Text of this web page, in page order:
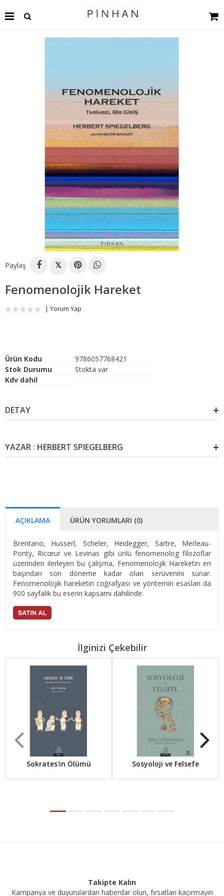
Paylaş 𝕏
Fenomenolojik Hareket
Yorum Yap
Ürün Kodu
9786057768421
Stok Durumu
Stokta var
Kdv dahil
DETAY
YAZAR : HERBERT SPIEGELBERG
AÇIKLAMA ÜRÜN YORUMLARI (0)
Brentano, Husserl, Scheler, Heidegger, Sartre, Merleau-
Ponty, Ricœur ve Levinas gibi ünlü fenomenolog filozoflar
üzerinden ilerleyen bu çalışma, Fenomenolojik Hareketin en
başından son döneme kadar olan serüvenini sunar.
Fenomenolojik hareketin coğrafyası ve yöntemin esasları da
900 sayfalık bu eserin kapsamı dahilinde.
İlginizi Çekebilir
Sokrates'in Ölümü Sosyoloji ve Felsefe
Takipte Kalın
Kampanya ve duyurulardan haberdar olun, fırsatları kaçırmayın